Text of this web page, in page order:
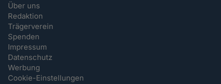
Über uns
Redaktion
Trägerverein
Spenden
Impressum
Datenschutz
Werbung
Cookie-Einstellungen